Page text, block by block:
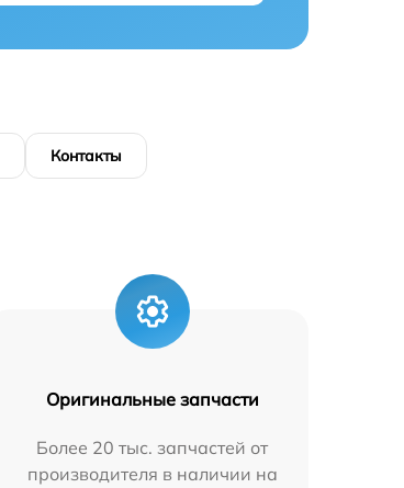
Контакты
Оригинальные запчасти
Более 20 тыс. запчастей от
производителя в наличии на